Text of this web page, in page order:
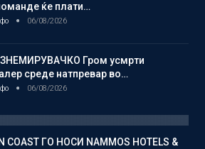
ќе плати…
06/08/2026
Гром усмрти
среде натпревар во…
06/08/2026
COAST ГО НОСИ NAMMOS HOTELS &